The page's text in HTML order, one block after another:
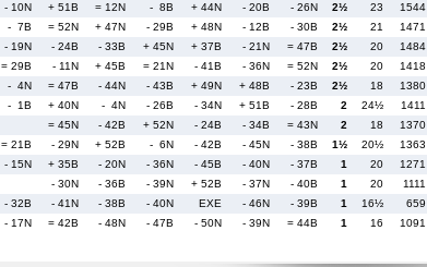
- 10N + 51B = 12N - 8B + 44N - 20B - 26N 2½ 23
1544
- 7B = 52N + 47N - 29B + 48N - 12B - 30B 2½ 21
1471
- 19N - 24B - 33B + 45N + 37B - 21N = 47B 2½ 20
1484
= 29B - 11N + 45B = 21N - 41B - 36N = 52N 2½ 20
1418
- 4N = 47B - 44N - 43B + 49N + 48B - 23B 2½ 18
1380
- 1B + 40N - 4N - 26B - 34N + 51B - 28B 2 24½
1411
= 45N - 42B + 52N - 24B - 34B = 43N 2 18
1370
= 21B - 29N + 52B - 6N - 42B - 45N - 38B 1½ 20½
1363
- 15N + 35B - 20N - 36N - 45B - 40N - 37B 1 20
1271
- 30N - 36B - 39N + 52B - 37N - 40B 1 20
1111
- 32B - 41N - 38B - 40N EXE - 46N - 39B 1 16½
659
- 17N = 42B - 48N - 47B - 50N - 39N = 44B 1 16 1091